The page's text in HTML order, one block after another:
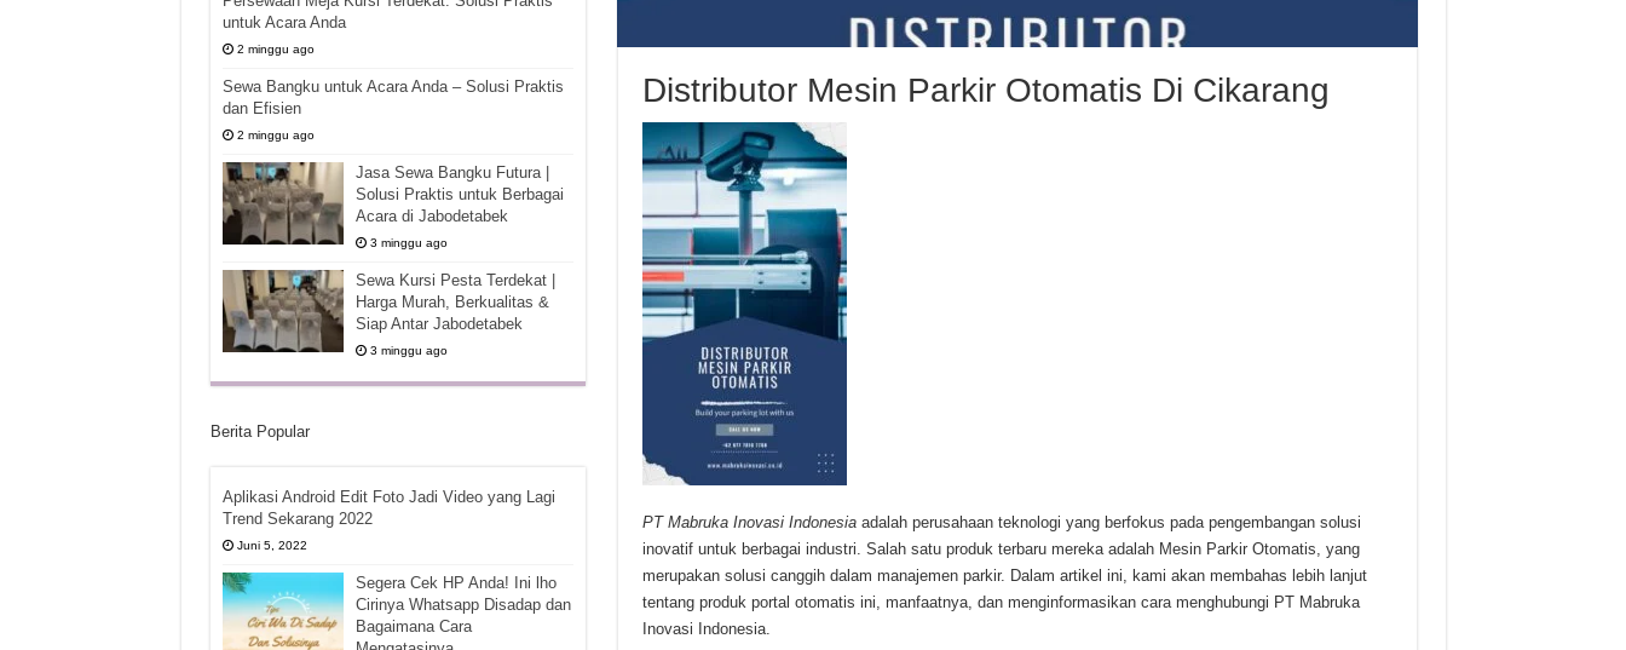
Distributor Mesin Parkir Otomatis Di Cikarang
PT Mabruka Inovasi Indonesiaadalah perusahaan teknologi yang berfokus pada pengembangan solusi
inovatif untuk berbagai industri. Salah satu produk terbaru mereka adalah Mesin Parkir Otomatis, yang
merupakan solusi canggih dalam manajemen parkir. Dalam artikel ini, kami akan membahas lebih lanjut
tentang produk portal otomatis ini, manfaatnya, dan menginformasikan cara menghubungi PT Mabruka
Inovasi Indonesia.
untuk Acara Anda
2 minggu ago
Sewa Bangku untuk Acara Anda – Solusi Praktis
dan Efisien
2 minggu ago
Jasa Sewa Bangku Futura |
Solusi Praktis untuk Berbagai
Acara di Jabodetabek
3 minggu ago
Sewa Kursi Pesta Terdekat |
Harga Murah, Berkualitas &
Siap Antar Jabodetabek
3 minggu ago
Berita Popular
Aplikasi Android Edit Foto Jadi Video yang Lagi
Trend Sekarang 2022
Juni 5, 2022
Segera Cek HP Anda! Ini lho
Cirinya Whatsapp Disadap dan
Bagaimana Cara